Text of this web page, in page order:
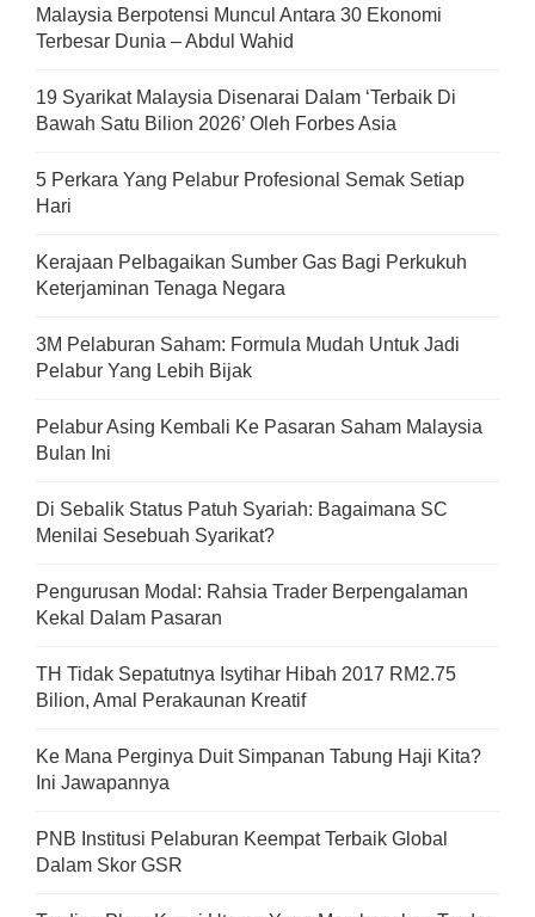
Malaysia Berpotensi Muncul Antara 30 Ekonomi
Terbesar Dunia – Abdul Wahid
19 Syarikat Malaysia Disenarai Dalam ‘Terbaik Di
Bawah Satu Bilion 2026’ Oleh Forbes Asia
5 Perkara Yang Pelabur Profesional Semak Setiap
Hari
Kerajaan Pelbagaikan Sumber Gas Bagi Perkukuh
Keterjaminan Tenaga Negara
3M Pelaburan Saham: Formula Mudah Untuk Jadi
Pelabur Yang Lebih Bijak
Pelabur Asing Kembali Ke Pasaran Saham Malaysia
Bulan Ini
Di Sebalik Status Patuh Syariah: Bagaimana SC
Menilai Sesebuah Syarikat?
Pengurusan Modal: Rahsia Trader Berpengalaman
Kekal Dalam Pasaran
TH Tidak Sepatutnya Isytihar Hibah 2017 RM2.75
Bilion, Amal Perakaunan Kreatif
Ke Mana Perginya Duit Simpanan Tabung Haji Kita?
Ini Jawapannya
PNB Institusi Pelaburan Keempat Terbaik Global
Dalam Skor GSR